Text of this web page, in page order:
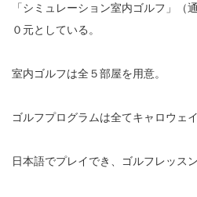
「シミュレーション室内ゴルフ」（
０元としている。
室内ゴルフは全５部屋を用意。
ゴルフプログラムは全てキャロウェ
日本語でプレイでき、ゴルフレッスン